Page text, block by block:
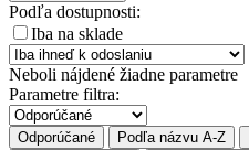
Podľa dostupnosti:
Iba na sklade
Neboli nájdené žiadne parametre
Parametre filtra:
Odporúčané Podľa názvu A-Z